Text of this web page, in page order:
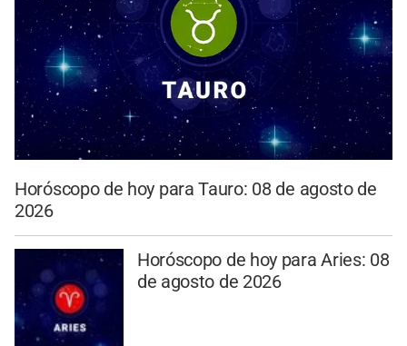
Horóscopo de hoy para Tauro: 08 de agosto de
2026
Horóscopo de hoy para Aries: 08
de agosto de 2026